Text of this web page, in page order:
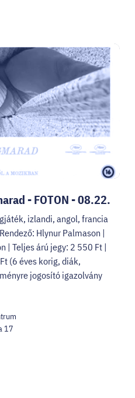
- FOTON - 08.22.
izlandi, angol, francia
Hlynur Palmason |
| Teljes árú jegy: 2 550 Ft |
(6 éves korig, diák,
jogosító igazolvány
17